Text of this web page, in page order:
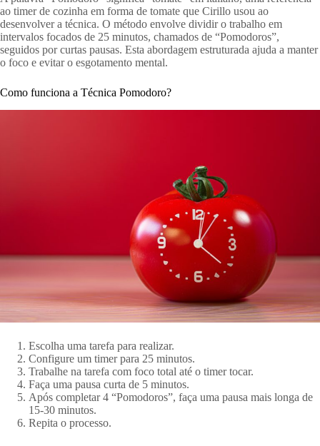
ao timer de cozinha em forma de tomate que Cirillo usou ao
desenvolver a técnica. O método envolve dividir o trabalho em
intervalos focados de 25 minutos, chamados de “Pomodoros”,
seguidos por curtas pausas. Esta abordagem estruturada ajuda a manter
o foco e evitar o esgotamento mental.
Como funciona a Técnica Pomodoro?
Escolha uma tarefa para realizar.
Configure um timer para 25 minutos.
Trabalhe na tarefa com foco total até o timer tocar.
Faça uma pausa curta de 5 minutos.
Após completar 4 “Pomodoros”, faça uma pausa mais longa de
15-30 minutos.
Repita o processo.